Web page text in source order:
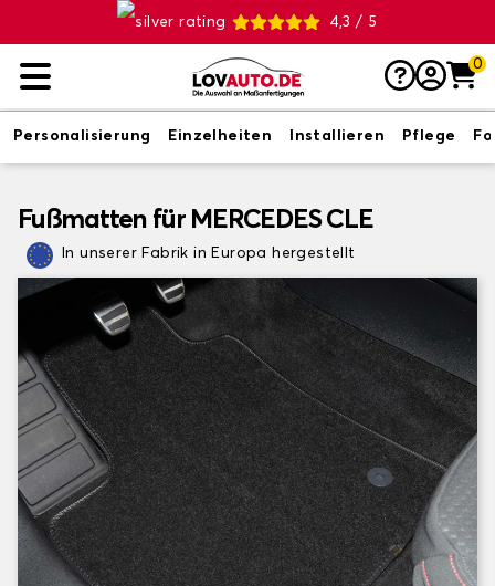
4,3 / 5
0
Personalisierung Einzelheiten Installieren Pflege
Fußmatten für MERCEDES CLE
In unserer Fabrik in Europa hergestellt